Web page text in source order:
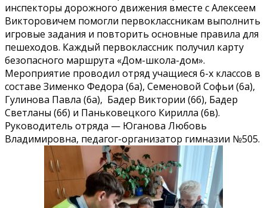
инспекторы дорожного движения вместе с Алексеем
Викторовичем помогли первоклассникам выполнить
игровые задания и повторить основные правила для
пешеходов. Каждый первоклассник получил карту
безопасного маршрута «Дом-школа-дом».
Мероприятие проводил отряд учащиеся 6-х классов в
составе Зименко Федора (6а), Семеновой Софьи (6а),
Гулинова Павла (6а), Бадер Виктории (6б), Бадер
Светланы (6б) и Паньковецкого Кирилла (6в).
Руководитель отряда — Юганова Любовь
Владимировна, педагог-организатор гимназии №505.